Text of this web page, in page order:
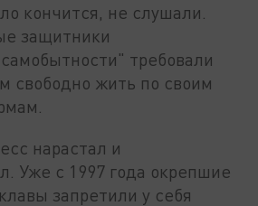
кончится, не слушали.
защитники
требовали
свободно жить по своим
нарастал и
Уже с 1997 года окрепшие
запретили у себя